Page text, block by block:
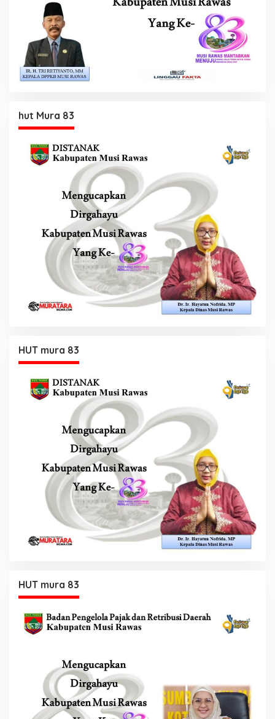
hut Mura 83
HUT mura 83
HUT mura 83